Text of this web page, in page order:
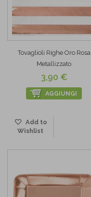
Tovaglioli Righe Oro Rosa
Metallizzato
3,90 €
AGGIUNGI
Add to
Wishlist